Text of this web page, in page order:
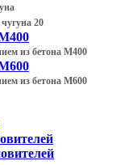
20
из бетона М400
из бетона М600